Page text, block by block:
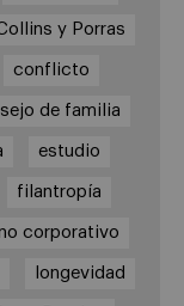
y Porras
conflicto
de familia
estudio
filantropía
corporativo
longevidad